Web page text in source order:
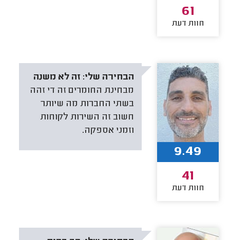
61
חוות דעת
הבחירה שלי: זה לא משנה
מבחינת החומרים זה די זהה
בשתי החברות מה שיותר
חשוב זה השירות לקוחות
וזמני אספקה.
9.49
41
חוות דעת